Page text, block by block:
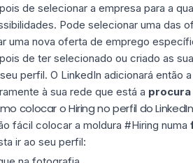
de selecionar a empresa para a
. Pode selecionar uma das
uma nova oferta de emprego
de ter selecionado ou criado as
perfil. O LinkedIn adicionará então
à sua rede que está a
colocar o Hiring no perfil do
fácil colocar a moldura #Hiring numa
ir ao seu perfil: